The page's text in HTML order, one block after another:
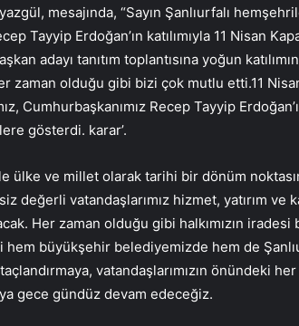
mesajında, “Sayın Şanlıurfalı
Tayyip Erdoğan’ın katılımıyla 11 Nisan
adayı tanıtım toplantısına yoğun
zaman olduğu gibi bizi çok mutlu etti.11
Cumhurbaşkanımız Recep Tayyip
gösterdi. karar’.
ülke ve millet olarak tarihi bir dönüm
değerli vatandaşlarımız hizmet, yatırım
Her zaman olduğu gibi halkımızın
hem büyükşehir belediyemizde hem de
vatandaşlarımızın önündeki
gece gündüz devam edeceğiz.